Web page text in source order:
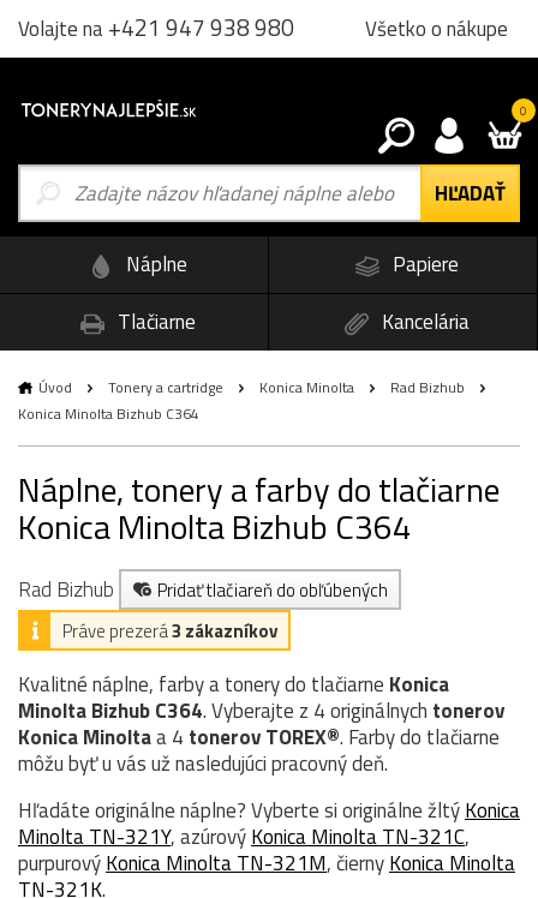
Volajte na+421 947 938 980 Všetko o nákupe
0
Náplne
Papiere
Tlačiarne
Kancelária
Úvod Tonery a cartridge Konica Minolta
Rad Bizhub
Konica Minolta Bizhub C364
Náplne, tonery a farby do tlačiarne
Konica Minolta Bizhub C364
Rad Bizhub
Pridať tlačiareň do obľúbených
Práve prezerá3 zákazníkov
Kvalitné náplne, farby a tonery do tlačiarne Konica
Minolta Bizhub C364. Vyberajte z 4 originálnych tonerov
Konica Minoltaa 4 tonerov TOREX®. Farby do tlačiarne
môžu byť u vás už nasledujúci pracovný deň.
Hľadáte originálne náplne? Vyberte si originálne žltýKonica
Minolta TN-321Y, azúrovýKonica Minolta TN-321C,
purpurovýKonica Minolta TN-321M, čiernyKonica Minolta
TN-321K.